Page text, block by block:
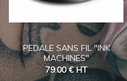
PEDALE SANS FIL "INK
MACHINES"
79.00 €HT